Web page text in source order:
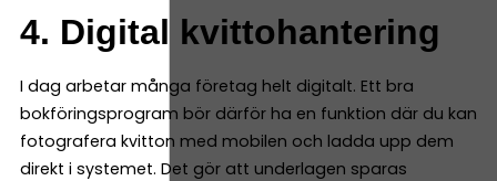
4. Digital kvittohantering
I dag arbetar många företag helt digitalt. Ett bra
bokföringsprogram bör därför ha en funktion där du kan
fotografera kvitton med mobilen och ladda upp dem
direkt i systemet. Det gör att underlagen sparas